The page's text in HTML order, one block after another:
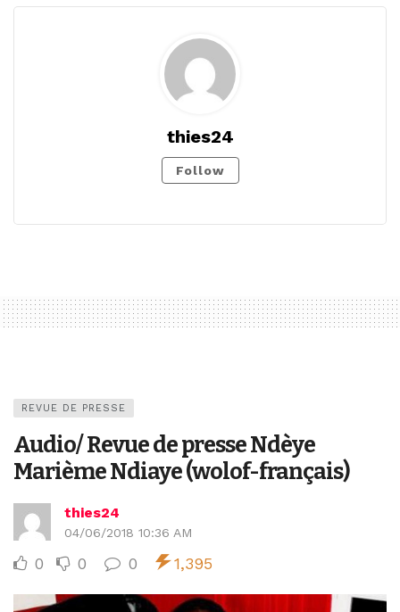
thies24
Follow
REVUE DE PRESSE
Audio/ Revue de presse Ndèye
Marième Ndiaye (wolof-français)
thies24
04/06/2018 10:36 AM
0 0 0 1,395